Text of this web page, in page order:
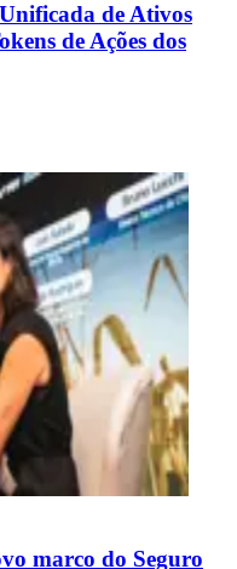
de Ativos
de Ações dos
marco do Seguro